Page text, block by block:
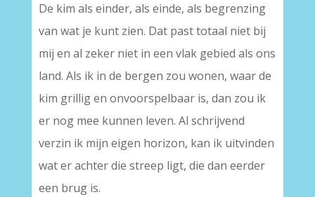
De kim als einder, als einde, als begrenzing
van wat je kunt zien. Dat past totaal niet bij
mij en al zeker niet in een vlak gebied als ons
land. Als ik in de bergen zou wonen, waar de
kim grillig en onvoorspelbaar is, dan zou ik
er nog mee kunnen leven. Al schrijvend
verzin ik mijn eigen horizon, kan ik uitvinden
wat er achter die streep ligt, die dan eerder
een brug is.